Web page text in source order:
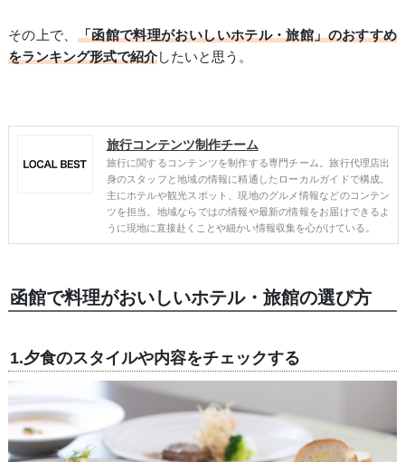
その上で、 「函館で料理がおいしいホテル・旅館」のおすすめ
をランキング形式で紹介したいと思う。
旅行コンテンツ制作チーム
旅行に関するコンテンツを制作する専門チーム。旅行代理店出
身のスタッフと地域の情報に精通したローカルガイドで構成。
主にホテルや観光スポット、現地のグルメ情報などのコンテン
ツを担当。地域ならではの情報や最新の情報をお届けできるよ
うに現地に直接赴くことや細かい情報収集を心がけている。
函館で料理がおいしいホテル・旅館の選び方
1.夕食のスタイルや内容をチェックする